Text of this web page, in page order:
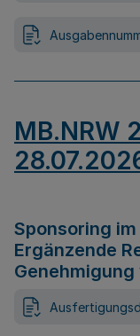
MB.NRW
Sponsoring
Ergänzende